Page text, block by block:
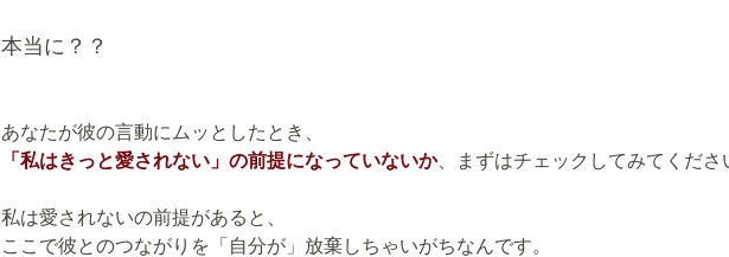
本当に？？
あなたが彼の言動にムッとしたとき、
「私はきっと愛されない」の前提になっていないか、まずはチェックしてみてくださ
私は愛されないの前提があると、
ここで彼とのつながりを「自分が」放棄しちゃいがちなんです。